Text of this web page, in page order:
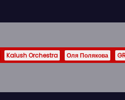
Kalush Orchestra Оля Полякова